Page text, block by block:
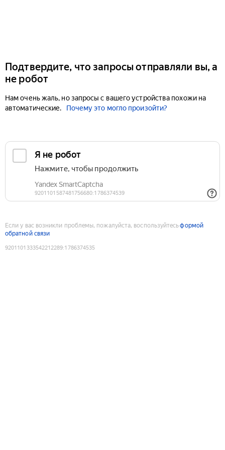
Подтвердите, что запросы отправляли вы, а
не робот
Нам очень жаль, но запросы с вашего устройства похожи на
автоматические.
Почему это могло произойти?
Если у вас возникли проблемы, пожалуйста, воспользуйтесьформой
обратной связи
9201101333542212289:1786374535